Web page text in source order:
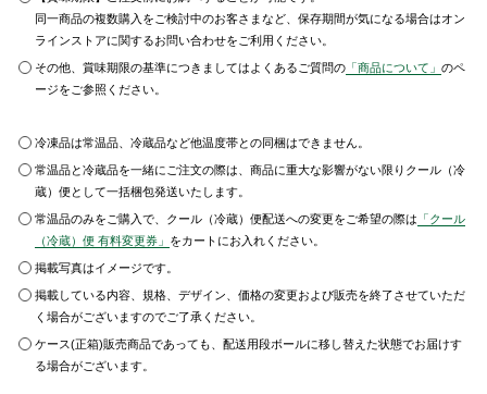
同一商品の複数購入をご検討中のお客さまなど、保存期間が気になる場合はオン
ラインストアに関するお問い合わせをご利用ください。
その他、賞味期限の基準につきましてはよくあるご質問の 「商品について」のペ
ージをご参照ください。
冷凍品は常温品、冷蔵品など他温度帯との同梱はできません。
常温品と冷蔵品を一緒にご注文の際は、商品に重大な影響がない限りクール（冷
蔵）便として一括梱包発送いたします。
常温品のみをご購入で、クール（冷蔵）便配送への変更をご希望の際は 「クール
（冷蔵）便 有料変更券」 をカートにお入れください。
掲載写真はイメージです。
掲載している内容、規格、デザイン、価格の変更および販売を終了させていただ
く場合がございますのでご了承ください。
ケース(正箱)販売商品であっても、配送用段ボールに移し替えた状態でお届けす
る場合がございます。